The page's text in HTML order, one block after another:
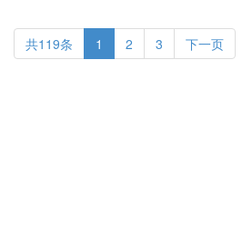
共119条 1 2 3 下一页